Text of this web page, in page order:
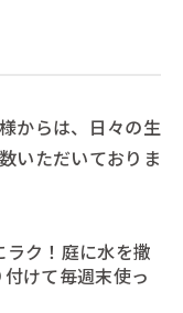
からは、日々の生
いただいておりま
ラク！庭に水を撒
けて毎週末使っ